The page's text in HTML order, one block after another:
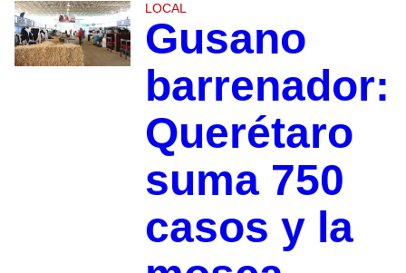
LOCAL
Gusano
barrenador:
Querétaro
suma 750
casos y la